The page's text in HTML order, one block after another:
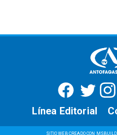
SITIO WEB CREADO CON
Línea Editorial